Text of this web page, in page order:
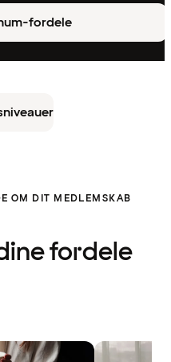
fordele
OM DIT MEDLEMSKAB
fordele